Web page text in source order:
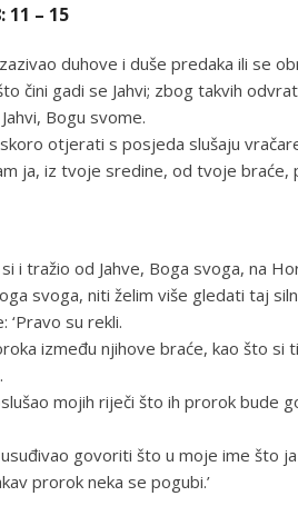
11 – 15
duhove i duše predaka ili se
čini gadi se Jahvi; zbog takvih
Bogu svome.
otjerati s posjeda slušaju
ja, iz tvoje sredine, od tvoje braće,
i tražio od Jahve, Boga svoga, na
svoga, niti želim više gledati taj
‘Pravo su rekli.
između njihove braće, kao što si
mojih riječi što ih prorok bude
govoriti što u moje ime što
prorok neka se pogubi.’